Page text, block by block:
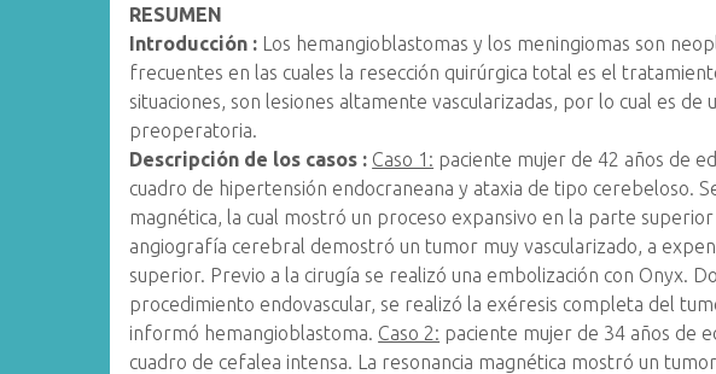
RESUMEN
Introducción : Los hemangioblastomas y los meningiomas son
frecuentes en las cuales la resección quirúrgica total es el
situaciones, son lesiones altamente vascularizadas, por lo cual es de
preoperatoria.
Descripción de los casos : Caso 1: paciente mujer de 42 años de
cuadro de hipertensión endocraneana y ataxia de tipo cerebeloso.
magnética, la cual mostró un proceso expansivo en la parte
angiografía cerebral demostró un tumor muy vascularizado, a
superior. Previo a la cirugía se realizó una embolización con Onyx.
procedimiento endovascular, se realizó la exéresis completa del
informó hemangioblastoma. Caso 2: paciente mujer de 34 años de
cuadro de cefalea intensa. La resonancia magnética mostró un